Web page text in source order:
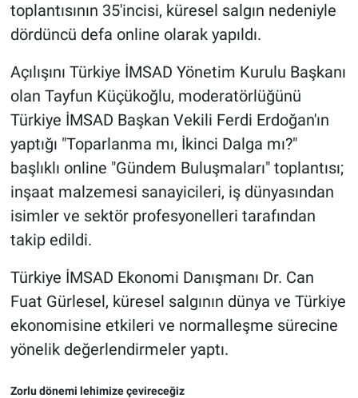
toplantısının 35'incisi, küresel salgın nedeniyle
dördüncü defa online olarak yapıldı.
Açılışını Türkiye İMSAD Yönetim Kurulu Başkanı
olan Tayfun Küçükoğlu, moderatörlüğünü
Türkiye İMSAD Başkan Vekili Ferdi Erdoğan'ın
yaptığı "Toparlanma mı, İkinci Dalga mı?"
başlıklı online "Gündem Buluşmaları" toplantısı;
inşaat malzemesi sanayicileri, iş dünyasından
isimler ve sektör profesyonelleri tarafından
takip edildi.
Türkiye İMSAD Ekonomi Danışmanı Dr. Can
Fuat Gürlesel, küresel salgının dünya ve Türkiye
ekonomisine etkileri ve normalleşme sürecine
yönelik değerlendirmeler yaptı.
Zorlu dönemi lehimize çevireceğiz